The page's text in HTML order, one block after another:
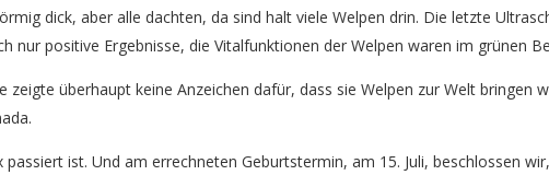
dick, aber alle dachten, da sind halt viele Welpen drin. Die letzte
positive Ergebnisse, die Vitalfunktionen der Welpen waren im grünen
überhaupt keine Anzeichen dafür, dass sie Welpen zur Welt bringen
ist. Und am errechneten Geburtstermin, am 15. Juli, beschlossen